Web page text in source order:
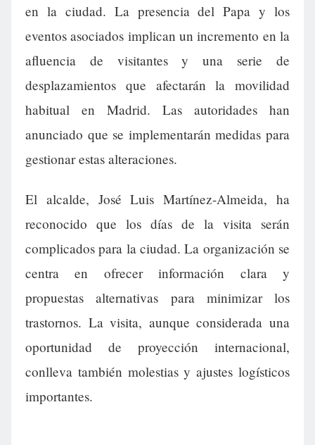
en la ciudad. La presencia del Papa y los
eventos asociados implican un incremento en la
afluencia de visitantes y una serie de
desplazamientos que afectarán la movilidad
habitual en Madrid. Las autoridades han
anunciado que se implementarán medidas para
gestionar estas alteraciones.
El alcalde, José Luis Martínez-Almeida, ha
reconocido que los días de la visita serán
complicados para la ciudad. La organización se
centra en ofrecer información clara y
propuestas alternativas para minimizar los
trastornos. La visita, aunque considerada una
oportunidad de proyección internacional,
conlleva también molestias y ajustes logísticos
importantes.